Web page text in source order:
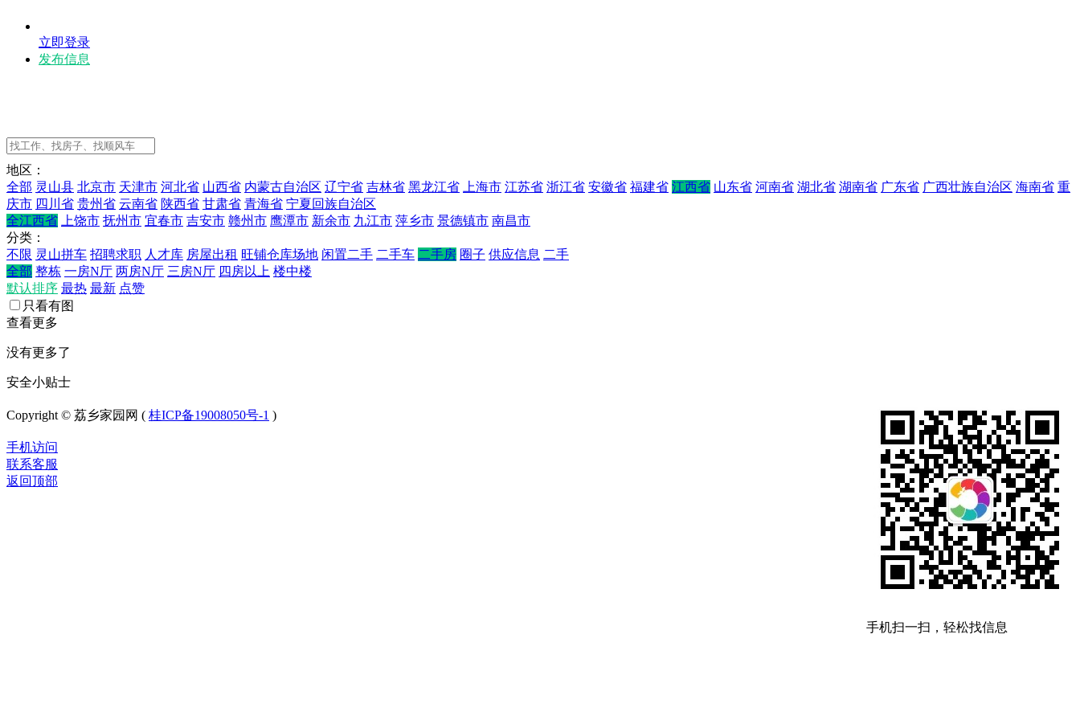
立即登录
发布信息
地区：
全部 灵山县 北京市 天津市 河北省 山西省 内蒙古自治区 辽宁省 吉林省 黑龙江省 上海市 江苏省 浙江省 安徽省 福建省 江西省 山东省 河南省 湖北省 湖南省 广东省 广西壮族自治区 海南省 重
庆市 四川省 贵州省 云南省 陕西省 甘肃省 青海省 宁夏回族自治区
全江西省
上饶市 抚州市 宜春市 吉安市 赣州市 鹰潭市 新余市 九江市 萍乡市 景德镇市 南昌市
分类：
不限 灵山拼车 招聘求职 人才库 房屋出租 旺铺仓库场地 闲置二手 二手车 二手房 圈子 供应信息 二手
全部 整栋 一房N厅 两房N厅 三房N厅 四房以上 楼中楼
默认排序 最热 最新 点赞
只看有图
查看更多
没有更多了
安全小贴士
手机扫一扫，轻松找信息
Copyright © 荔乡家园网 ( 桂ICP备19008050号-1 )
手机访问
联系客服
返回顶部